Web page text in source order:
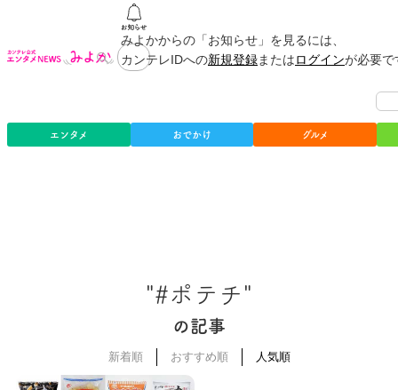
みよかからの「お知らせ」を見るには、
カンテレIDへの新規登録またはログインが必要
エンタメ おでかけ グルメ
"#ポテチ"
の記事
新着順 おすすめ順 人気順